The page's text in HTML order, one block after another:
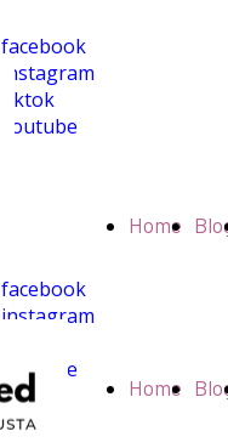
facebook
instagram
tiktok
youtube
Home
facebook
instagram
youtube
Home